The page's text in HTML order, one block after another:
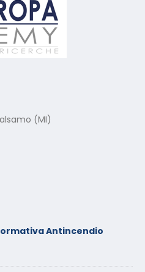
(MI)
Antincendio